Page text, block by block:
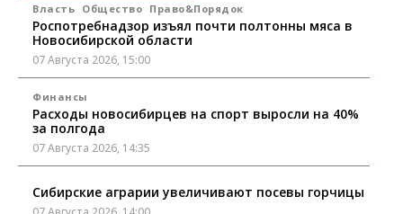
Власть Общество Право&Порядок
Роспотребнадзор изъял почти полтонны мяса в
Новосибирской области
07 Августа 2026, 15:00
Финансы
Расходы новосибирцев на спорт выросли на 40%
за полгода
07 Августа 2026, 14:35
Сибирские аграрии увеличивают посевы горчицы